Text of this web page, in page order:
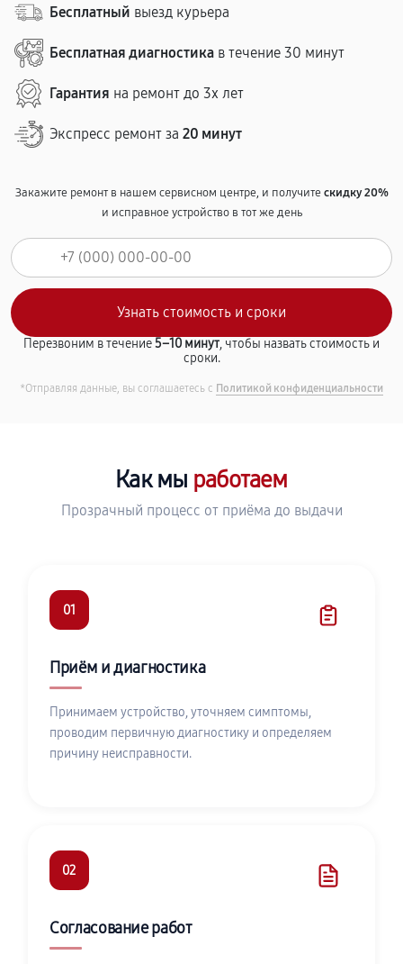
Бесплатный выезд курьера
Бесплатная диагностика в течение 30 минут
Гарантия на ремонт до 3х лет
Экспресс ремонт за 20 минут
Закажите ремонт в нашем сервисном центре, и получитескидку 20%
и исправное устройство в тот же день
Перезвоним в течение5–10 минут, чтобы назвать стоимость и
сроки.
*Отправляя данные, вы соглашаетесь с Политикой конфиденциальности
Как мы работаем
Прозрачный процесс от приёма до выдачи
01
Приём и диагностика
Принимаем устройство, уточняем симптомы,
проводим первичную диагностику и определяем
причину неисправности.
02
Согласование работ